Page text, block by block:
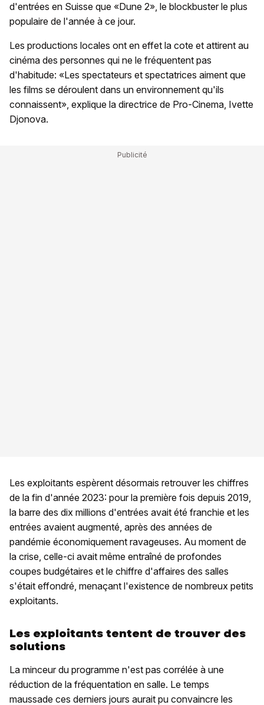
d'entrées en Suisse que «Dune 2», le blockbuster le plus
populaire de l'année à ce jour.
Les productions locales ont en effet la cote et attirent au
cinéma des personnes qui ne le fréquentent pas
d'habitude: «Les spectateurs et spectatrices aiment que
les films se déroulent dans un environnement qu'ils
connaissent», explique la directrice de Pro-Cinema, Ivette
Djonova.
Les exploitants espèrent désormais retrouver les chiffres
de la fin d'année 2023: pour la première fois depuis 2019,
la barre des dix millions d'entrées avait été franchie et les
entrées avaient augmenté, après des années de
pandémie économiquement ravageuses. Au moment de
la crise, celle-ci avait même entraîné de profondes
coupes budgétaires et le chiffre d'affaires des salles
s'était effondré, menaçant l'existence de nombreux petits
exploitants.
Les exploitants tentent de trouver des
solutions
La minceur du programme n'est pas corrélée à une
réduction de la fréquentation en salle. Le temps
maussade ces derniers jours aurait pu convaincre les